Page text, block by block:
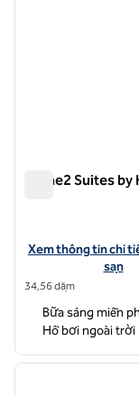
Home2 Suites
Xem chi tiết khách
Xem thông tin chi
sạn
34,56 dặm
Bữa sáng miễn
Hồ bơi ngoài trời
1/12